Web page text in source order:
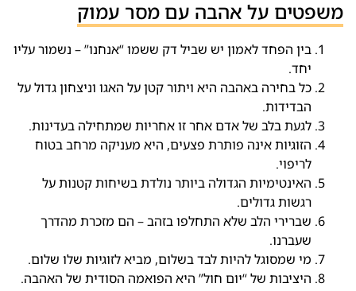
משפטים על אהבה עם מסר עמוק
בין הפחד לאמון יש שביל דק ששמו “אנחנו” – נשמור עליו
יחד.
כל בחירה באהבה היא ויתור קטן על האגו וניצחון גדול על
הבדידות.
לגעת בלב של אדם אחר זו אחריות שמתחילה בעדינות.
הזוגיות אינה פותרת פצעים, היא מעניקה מרחב בטוח
לריפוי.
האינטימיות הגדולה ביותר נולדת בשיחות קטנות על
רגשות גדולים.
שברירי הלב שלא התחלפו בזהב – הם מזכרת מהדרך
שעברנו.
מי שמסוגל להיות לבד בשלום, מביא לזוגיות שלו שלום.
היציבות של “יום חול” היא הפואמה הסודית של האהבה.